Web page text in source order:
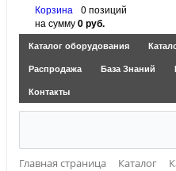
Корзина
0 позиций
на сумму0 руб.
Каталог оборудования
Распродажа
База Знаний
Контакты
Главная страница Каталог